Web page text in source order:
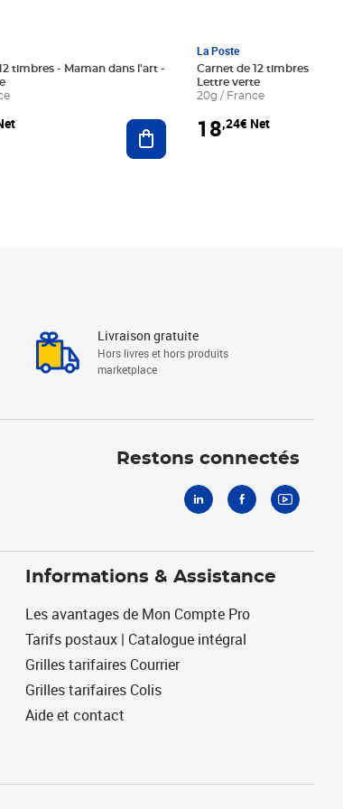
timbres - Maman dans l'art -
Ajouter au panier
La Poste
Carnet de 12 timbres - Le
Lettre verte
20g / France
18,24€ Net
Livraison gratuite
Hors livres et hors produits
marketplace
Restons connectés
Informations & Assistance
Les avantages de Mon Compte Pro
Tarifs postaux | Catalogue intégral
Grilles tarifaires Courrier
Grilles tarifaires Colis
Aide et contact